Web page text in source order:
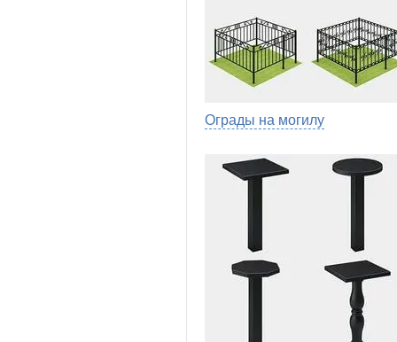
Ограды на могилу